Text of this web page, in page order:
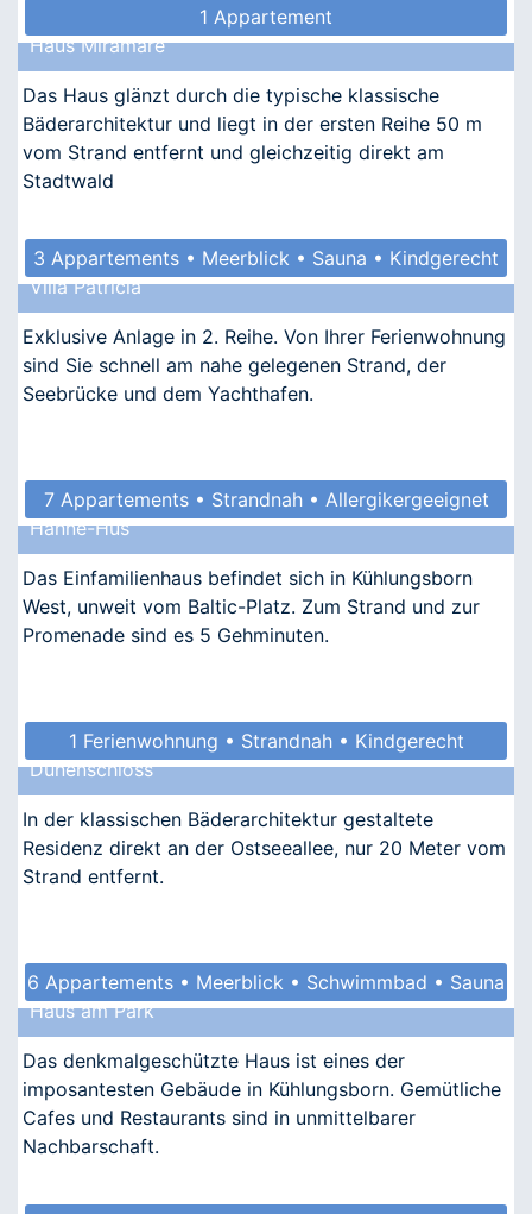
1 Appartement
Haus Miramare
Das Haus glänzt durch die typische klassische
Bäderarchitektur und liegt in der ersten Reihe 50 m
vom Strand entfernt und gleichzeitig direkt am
Stadtwald
3 Appartements • Meerblick • Sauna • Kindgerecht
Villa Patricia
Exklusive Anlage in 2. Reihe. Von Ihrer Ferienwohnung
sind Sie schnell am nahe gelegenen Strand, der
Seebrücke und dem Yachthafen.
7 Appartements • Strandnah • Allergikergeeignet
Hanne-Hus
Das Einfamilienhaus befindet sich in Kühlungsborn
West, unweit vom Baltic-Platz. Zum Strand und zur
Promenade sind es 5 Gehminuten.
1 Ferienwohnung • Strandnah • Kindgerecht
Dünenschloss
In der klassischen Bäderarchitektur gestaltete
Residenz direkt an der Ostseeallee, nur 20 Meter vom
Strand entfernt.
6 Appartements • Meerblick • Schwimmbad • Sauna
Haus am Park
Das denkmalgeschützte Haus ist eines der
imposantesten Gebäude in Kühlungsborn. Gemütliche
Cafes und Restaurants sind in unmittelbarer
Nachbarschaft.